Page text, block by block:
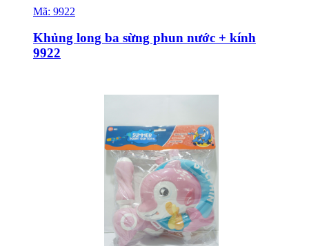
Sỉ & Lẻ
Mã: 9922
Khủng long ba sừng phun nước + kính
9922